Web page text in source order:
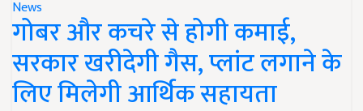
News
गोबर और कचरे से होगी कमाई,
सरकार खरीदेगी गैस, प्लांट लगाने के
लिए मिलेगी आर्थिक सहायता